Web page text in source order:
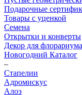
Подарочные
Товары с уценкой
Семена
Открытки и конверты
Декор для флорариума
Новогодний Каталог
–
Стапелии
Адромискус
Алоэ